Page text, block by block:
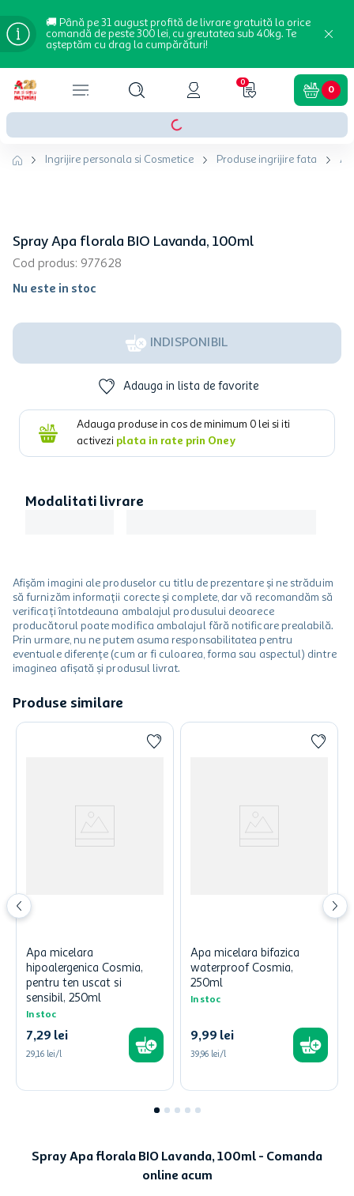
🚚 Până pe 31 august profită de livrare gratuită la orice
comandă de peste 300 lei, cu greutatea sub 40kg. Te
așteptăm cu drag la cumpărături!
0
0
Ingrijire personala si Cosmetice Produse ingrijire fata
Spray Apa florala BIO Lavanda, 100ml
Cod produs: 977628
Nu este in stoc
INDISPONIBIL
Adauga in lista de favorite
Adauga produse in cos de minimum 0 lei si iti
activezi plata in rate prin Oney
Modalitati livrare
Afișăm imagini ale produselor cu titlu de prezentare și ne străduim
să furnizăm informații corecte și complete, dar vă recomandăm să
verificați întotdeauna ambalajul produsului deoarece
producătorul poate modifica ambalajul fără notificare prealabilă.
Prin urmare, nu ne putem asuma responsabilitatea pentru
eventuale diferențe (cum ar fi culoarea, forma sau aspectul) dintre
imaginea afișată și produsul livrat.
Produse similare
Apa micelara
hipoalergenica Cosmia,
pentru ten uscat si
sensibil, 250ml
In stoc
7,29 lei
29,16 lei/l
Apa micelara bifazica
waterproof Cosmia,
250ml
In stoc
9,99 lei
39,96 lei/l
Spray Apa florala BIO Lavanda, 100ml - Comanda
online acum